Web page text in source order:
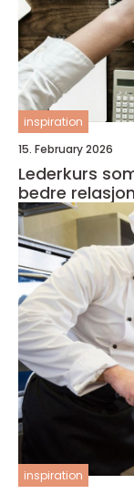
inspiration
15. February 2026
Lederkurs
bedre
inspiration